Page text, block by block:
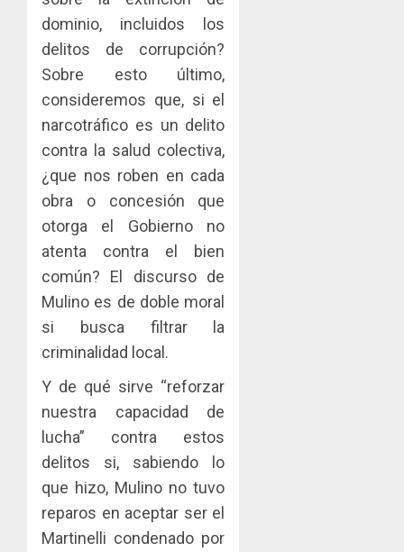
dominio, incluidos los
delitos de corrupción?
Sobre esto último,
consideremos que, si el
narcotráfico es un delito
contra la salud colectiva,
¿que nos roben en cada
obra o concesión que
otorga el Gobierno no
atenta contra el bien
común? El discurso de
Mulino es de doble moral
si busca filtrar la
criminalidad local.
Y de qué sirve “reforzar
nuestra capacidad de
lucha” contra estos
delitos si, sabiendo lo
que hizo, Mulino no tuvo
reparos en aceptar ser el
Martinelli condenado por